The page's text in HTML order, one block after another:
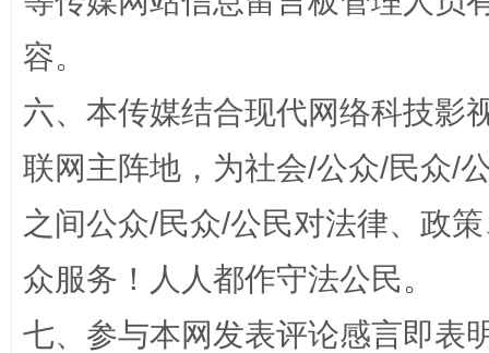
容。
六、本传媒结合现代网络科技影
联网主阵地，为社会/公众/民众/
之间公众/民众/公民对法律、政
众服务！人人都作守法公民。
七、参与本网发表评论感言即表